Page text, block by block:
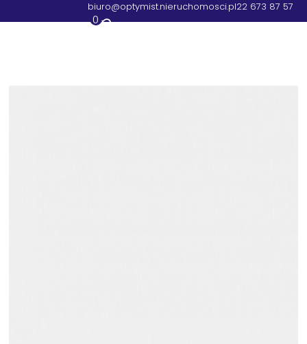
biuro@optymist.nieruchomosci.pl22 673 87 57
0